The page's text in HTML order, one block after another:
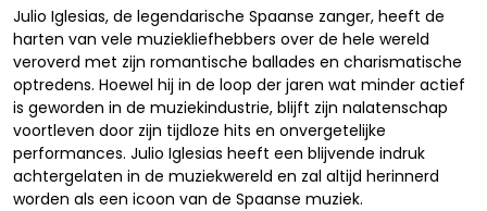
Julio Iglesias, de legendarische Spaanse zanger, heeft de
harten van vele muziekliefhebbers over de hele wereld
veroverd met zijn romantische ballades en charismatische
optredens. Hoewel hij in de loop der jaren wat minder actief
is geworden in de muziekindustrie, blijft zijn nalatenschap
voortleven door zijn tijdloze hits en onvergetelijke
performances. Julio Iglesias heeft een blijvende indruk
achtergelaten in de muziekwereld en zal altijd herinnerd
worden als een icoon van de Spaanse muziek.